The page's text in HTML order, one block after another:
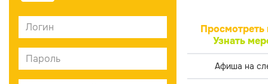
Просмотреть
Узнать
Афиша на